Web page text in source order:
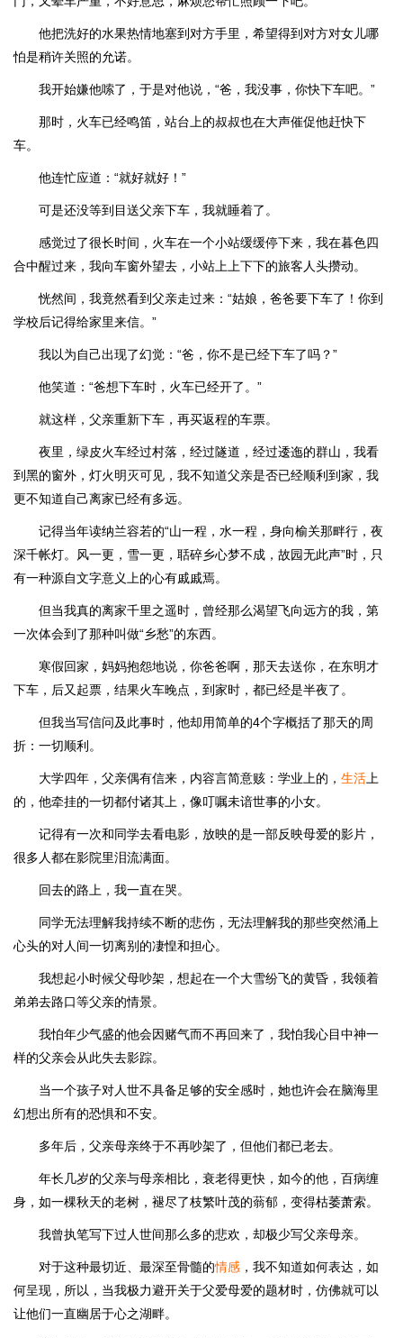
他把洗好的水果热情地塞到对方手里，希望得到对方对女儿哪
怕是稍许关照的允诺。
我开始嫌他嗦了，于是对他说，“爸，我没事，你快下车吧。”
那时，火车已经鸣笛，站台上的叔叔也在大声催促他赶快下
车。
他连忙应道：“就好就好！”
可是还没等到目送父亲下车，我就睡着了。
感觉过了很长时间，火车在一个小站缓缓停下来，我在暮色四
合中醒过来，我向车窗外望去，小站上上下下的旅客人头攒动。
恍然间，我竟然看到父亲走过来：“姑娘，爸爸要下车了！你到
学校后记得给家里来信。”
我以为自己出现了幻觉：“爸，你不是已经下车了吗？”
他笑道：“爸想下车时，火车已经开了。”
就这样，父亲重新下车，再买返程的车票。
夜里，绿皮火车经过村落，经过隧道，经过逶迤的群山，我看
到黑的窗外，灯火明灭可见，我不知道父亲是否已经顺利到家，我
更不知道自己离家已经有多远。
记得当年读纳兰容若的“山一程，水一程，身向榆关那畔行，夜
深千帐灯。风一更，雪一更，聒碎乡心梦不成，故园无此声”时，只
有一种源自文字意义上的心有戚戚焉。
但当我真的离家千里之遥时，曾经那么渴望飞向远方的我，第
一次体会到了那种叫做“乡愁”的东西。
寒假回家，妈妈抱怨地说，你爸爸啊，那天去送你，在东明才
下车，后又起票，结果火车晚点，到家时，都已经是半夜了。
但我当写信问及此事时，他却用简单的4个字概括了那天的周
折：一切顺利。
大学四年，父亲偶有信来，内容言简意赅：学业上的， 生活 上
的，他牵挂的一切都付诸其上，像叮嘱未谙世事的小女。
记得有一次和同学去看电影，放映的是一部反映母爱的影片，
很多人都在影院里泪流满面。
回去的路上，我一直在哭。
同学无法理解我持续不断的悲伤，无法理解我的那些突然涌上
心头的对人间一切离别的凄惶和担心。
我想起小时候父母吵架，想起在一个大雪纷飞的黄昏，我领着
弟弟去路口等父亲的情景。
我怕年少气盛的他会因赌气而不再回来了，我怕我心目中神一
样的父亲会从此失去影踪。
当一个孩子对人世不具备足够的安全感时，她也许会在脑海里
幻想出所有的恐惧和不安。
多年后，父亲母亲终于不再吵架了，但他们都已老去。
年长几岁的父亲与母亲相比，衰老得更快，如今的他，百病缠
身，如一棵秋天的老树，褪尽了枝繁叶茂的蓊郁，变得枯萎萧索。
我曾执笔写下过人世间那么多的悲欢，却极少写父亲母亲。
对于这种最切近、最深至骨髓的情感 ，我不知道如何表达，如
何呈现，所以，当我极力避开关于父爱母爱的题材时，仿佛就可以
让他们一直幽居于心之湖畔。